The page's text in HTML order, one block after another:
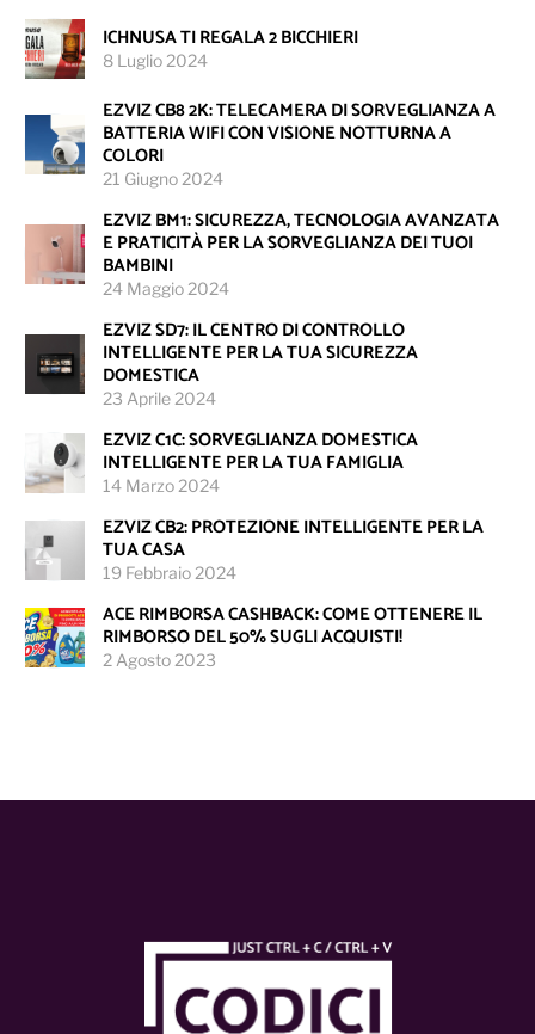
ICHNUSA TI REGALA 2 BICCHIERI
8 Luglio 2024
EZVIZ CB8 2K: TELECAMERA DI SORVEGLIANZA A
BATTERIA WIFI CON VISIONE NOTTURNA A
COLORI
21 Giugno 2024
EZVIZ BM1: SICUREZZA, TECNOLOGIA AVANZATA
E PRATICITÀ PER LA SORVEGLIANZA DEI TUOI
BAMBINI
24 Maggio 2024
EZVIZ SD7: IL CENTRO DI CONTROLLO
INTELLIGENTE PER LA TUA SICUREZZA
DOMESTICA
23 Aprile 2024
EZVIZ C1C: SORVEGLIANZA DOMESTICA
INTELLIGENTE PER LA TUA FAMIGLIA
14 Marzo 2024
EZVIZ CB2: PROTEZIONE INTELLIGENTE PER LA
TUA CASA
19 Febbraio 2024
ACE RIMBORSA CASHBACK: COME OTTENERE IL
RIMBORSO DEL 50% SUGLI ACQUISTI!
2 Agosto 2023